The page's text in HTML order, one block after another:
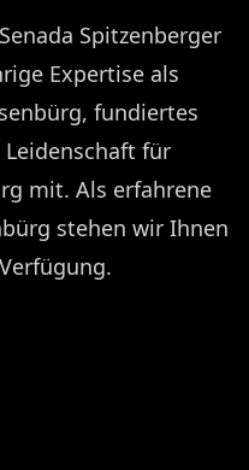
Spitzenberger
Expertise als
fundiertes
Leidenschaft für
mit. Als erfahrene
stehen wir Ihnen